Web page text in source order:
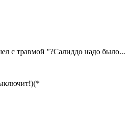
с травмой "?Салиддо надо было...